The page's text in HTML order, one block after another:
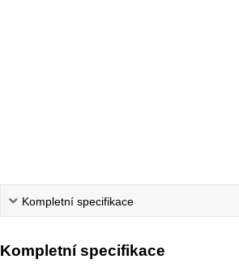
Kompletní specifikace
Kompletní specifikace